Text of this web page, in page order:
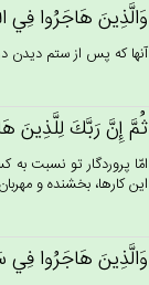
وَالَّذِين‌َ هَاجَرُوا فِي‌
آنها كه پس از ستم ديدن
ثُم‌َّ إِن‌َّ رَبَّك‌َ لِلَّذِين‌َ
امّا پروردگار تو نسبت به
اين كارها، بخشنده و
وَالَّذِين‌َ هَاجَرُوا فِي‌